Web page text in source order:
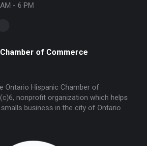
- 6 PM
opens
window
of Commerce
Ontario Hispanic Chamber of
nonprofit organization which helps
business in the city of Ontario